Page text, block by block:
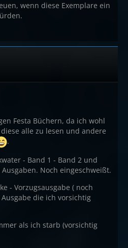
wenn diese Exemplare ein
Festa Büchern, da ich wohl
alle zu lesen und andere
.
- Band 1 - Band 2 und
Noch eingeschweißt.
- Vorzugsausgabe ( noch
die ich vorsichtig
als ich starb (vorsichtig